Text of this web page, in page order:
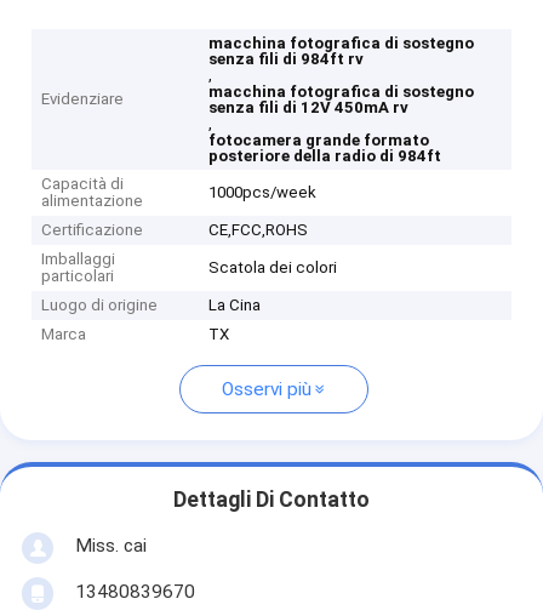
Evidenziare
macchina fotografica di sostegno
senza fili di 984ft rv
,
macchina fotografica di sostegno
senza fili di 12V 450mA rv
,
fotocamera grande formato
posteriore della radio di 984ft
Capacità di
alimentazione
1000pcs/week
Certificazione
CE,FCC,ROHS
Imballaggi
particolari
Scatola dei colori
Luogo di origine
La Cina
Marca
TX
Osservi più
Dettagli Di Contatto
Miss. cai
13480839670